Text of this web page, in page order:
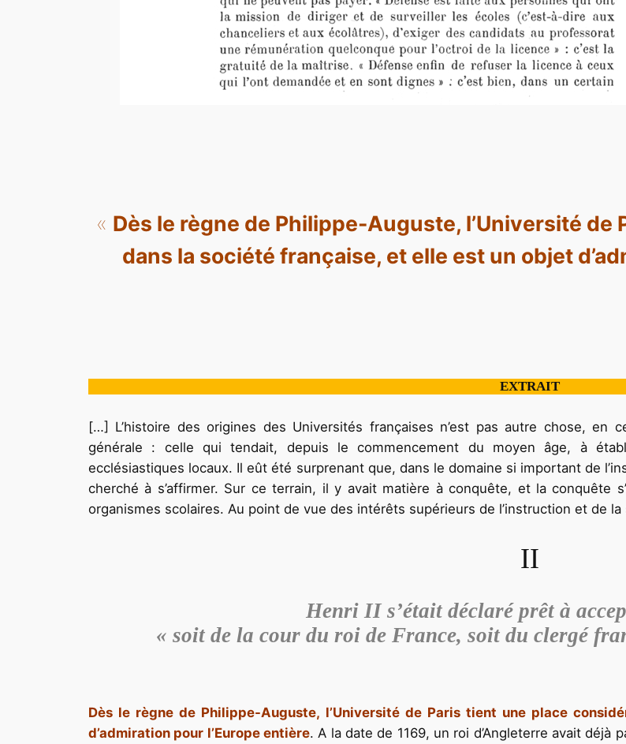
« Dès le règne de Philippe-Auguste, l’Université
dans la société française, et elle est un objet
EXTRAIT
[…] L’histoire des origines des Universités françaises n’est pas autre chose, en
générale : celle qui tendait, depuis le commencement du moyen âge, à
ecclésiastiques locaux. Il eût été surprenant que, dans le domaine si important de
cherché à s’affirmer. Sur ce terrain, il y avait matière à conquête, et la conquête
organismes scolaires. Au point de vue des intérêts supérieurs de l’instruction et de
II
Henri II s’était déclaré prêt à
« soit de la cour du roi de France, soit du clergé
Dès le règne de Philippe-Auguste, l’Université de Paris tient une place
d’admiration pour l’Europe entière. A la date de 1169, un roi d’Angleterre avait déjà